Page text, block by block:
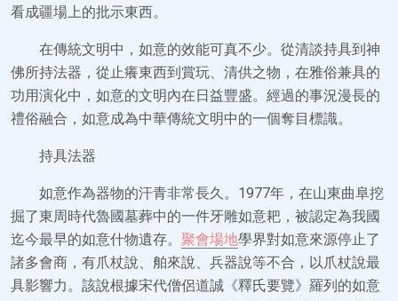
看成疆場上的批示東西。
在傳統文明中，如意的效能可真不少。從清談持具到神
佛所持法器，從止癢東西到賞玩、清供之物，在雅俗兼具的
功用演化中，如意的文明內在日益豐盛。經過的事況漫長的
禮俗融合，如意成為中華傳統文明中的一個奪目標識。
持具法器
如意作為器物的汗青非常長久。1977年，在山東曲阜挖
掘了東周時代魯國墓葬中的一件牙雕如意耙，被認定為我國
迄今最早的如意什物遺存。 聚會場地學界對如意來源停止了
諸多會商，有爪杖說、舶來說、兵器說等不合，以爪杖說最
具影響力。該說根據宋代僧侶道誠《釋氏要覽》羅列的如意